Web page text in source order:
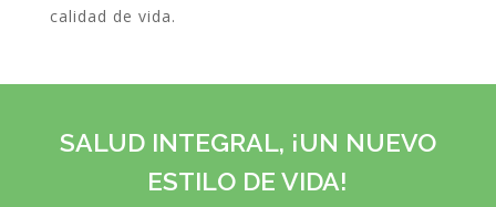
calidad de vida.
SALUD INTEGRAL, ¡UN NUEVO
ESTILO DE VIDA!